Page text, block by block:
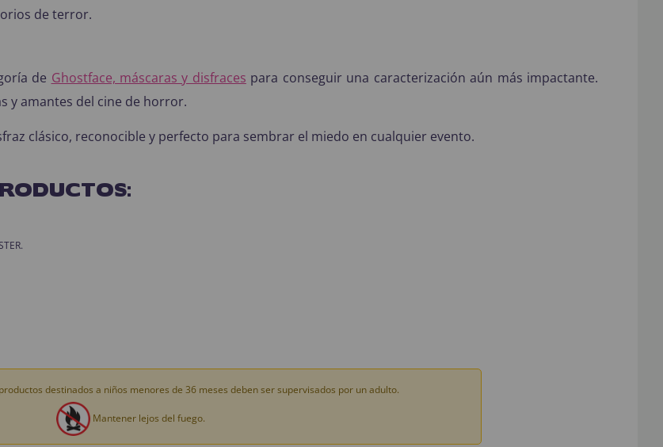
de terror.
de Ghostface, máscaras y disfraces para conseguir una caracterización aún más impactante.
y amantes del cine de horror.
clásico, reconocible y perfecto para sembrar el miedo en cualquier evento.
destinados a niños menores de 36 meses deben ser supervisados por un adulto.
Mantener lejos del fuego.